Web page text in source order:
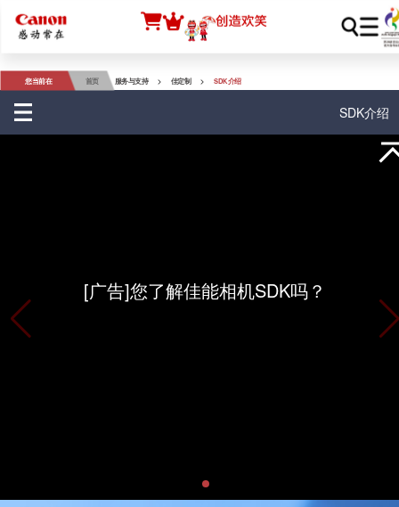
您当前在 首页 服务与支持 > 佳定制 > SDK介绍
SDK介绍
[广告]您了解佳能相机SDK吗？